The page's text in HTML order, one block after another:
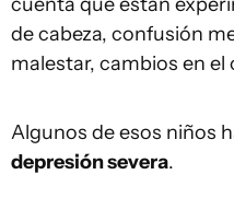
de cabeza, confusión
malestar, cambios en el
Algunos de esos niños
depresión severa.